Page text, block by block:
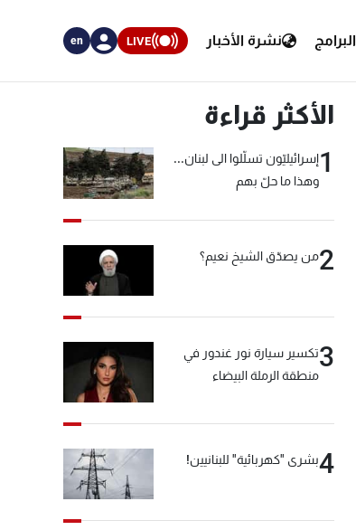
البرامج نشرة الأخبار LIVE
en
الأكثر قراءة
1إسرائيليّون تسلّلوا الى لبنان...
وهذا ما حلّ بهم
2من يصدّق الشيخ نعيم؟
3تكسير سيارة نور غندور في
منطقة الرملة البيضاء
4بشرى "كهربائية" للبنانيين!